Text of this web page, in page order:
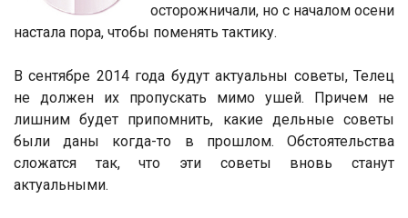
осторожничали, но с началом осени
настала пора, чтобы поменять тактику.
В сентябре 2014 года будут актуальны советы, Телец
не должен их пропускать мимо ушей. Причем не
лишним будет припомнить, какие дельные советы
были даны когда-то в прошлом. Обстоятельства
сложатся так, что эти советы вновь станут
актуальными.